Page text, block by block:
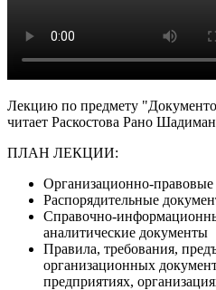
Лекцию по предмету
читает Раскостова Рано
ПЛАН ЛЕКЦИИ:
Организационно-
Распорядительные
Справочно-
аналитические документы
Правила, требования,
организационных
предприятиях,